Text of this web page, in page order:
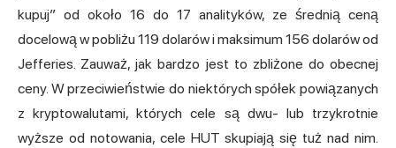
kupuj” od około 16 do 17 analityków, ze średnią ceną
docelową w pobliżu 119 dolarów i maksimum 156 dolarów od
Jefferies. Zauważ, jak bardzo jest to zbliżone do obecnej
ceny. W przeciwieństwie do niektórych spółek powiązanych
z kryptowalutami, których cele są dwu- lub trzykrotnie
wyższe od notowania, cele HUT skupiają się tuż nad nim.